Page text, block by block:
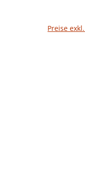
Preise